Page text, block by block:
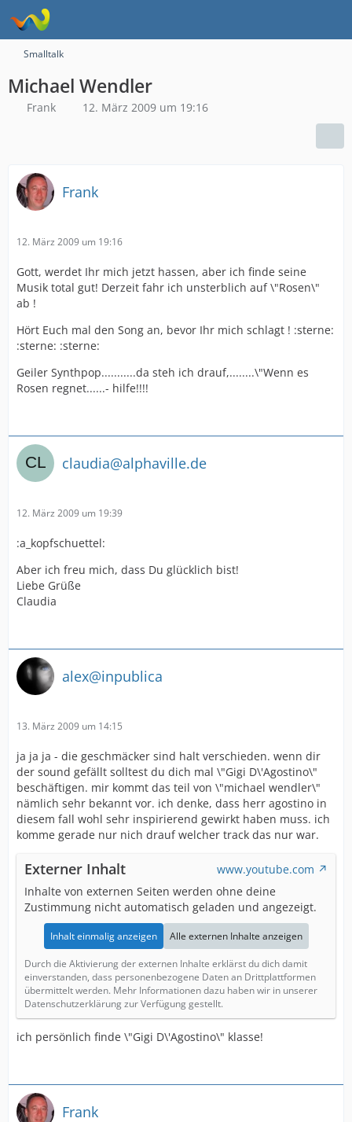
Smalltalk
Michael Wendler
Frank 12. März 2009 um 19:16
Frank
12. März 2009 um 19:16
Gott, werdet Ihr mich jetzt hassen, aber ich finde seine
Musik total gut! Derzeit fahr ich unsterblich auf \"Rosen\"
ab !
Hört Euch mal den Song an, bevor Ihr mich schlagt ! :sterne:
:sterne: :sterne:
Geiler Synthpop...........da steh ich drauf,........\"Wenn es
Rosen regnet......- hilfe!!!!
claudia@alphaville.de
12. März 2009 um 19:39
:a_kopfschuettel:
Aber ich freu mich, dass Du glücklich bist!
Liebe Grüße
Claudia
alex@inpublica
13. März 2009 um 14:15
ja ja ja - die geschmäcker sind halt verschieden. wenn dir
der sound gefällt solltest du dich mal \"Gigi D\'Agostino\"
beschäftigen. mir kommt das teil von \"michael wendler\"
nämlich sehr bekannt vor. ich denke, dass herr agostino in
diesem fall wohl sehr inspirierend gewirkt haben muss. ich
komme gerade nur nich drauf welcher track das nur war.
Externer Inhalt
www.youtube.com
Inhalte von externen Seiten werden ohne deine
Zustimmung nicht automatisch geladen und angezeigt.
Inhalt einmalig anzeigen Alle externen Inhalte anzeigen
Durch die Aktivierung der externen Inhalte erklärst du dich damit
einverstanden, dass personenbezogene Daten an Drittplattformen
übermittelt werden. Mehr Informationen dazu haben wir in unserer
Datenschutzerklärung zur Verfügung gestellt.
ich persönlich finde \"Gigi D\'Agostino\" klasse!
Frank